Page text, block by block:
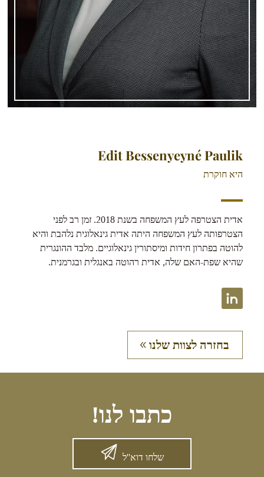
Edit Bessenyeyné Paulik
היא חוקרת
אדית הצטרפה לעץ המשפחה בשנת 2018. זמן רב לפני
הצטרפותה לעץ המשפחה היתה אדית גינאלוגית נלהבת והיא
להוטה בפתרון חידות ומיסתורין גינאלוגיים. מלבד ההונגרית
שהיא שפת-האם שלה, אדית רהוטה באנגלית ובגרמנית.
בחזרה לצוות שלנו
כתבו לנו!
שלחו דוא''ל